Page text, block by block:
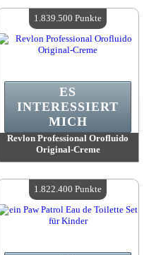
Verfügbare Menge:4
Revlon Professional Orofluido
Original-Creme
Verfügbare Menge:4
ES
INTERESSIERT
MICH
1.839.500 Punkte
1.822.400 Punkte